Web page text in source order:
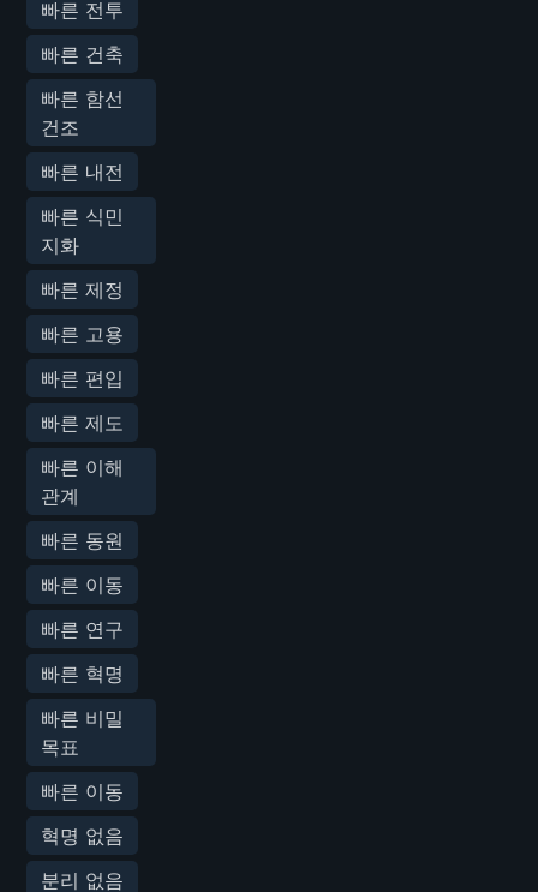
빠른 전투
빠른 건축
빠른 함선
건조
빠른 내전
빠른 식민
지화
빠른 제정
빠른 고용
빠른 편입
빠른 제도
빠른 이해
관계
빠른 동원
빠른 이동
빠른 연구
빠른 혁명
빠른 비밀
목표
빠른 이동
혁명 없음
분리 없음